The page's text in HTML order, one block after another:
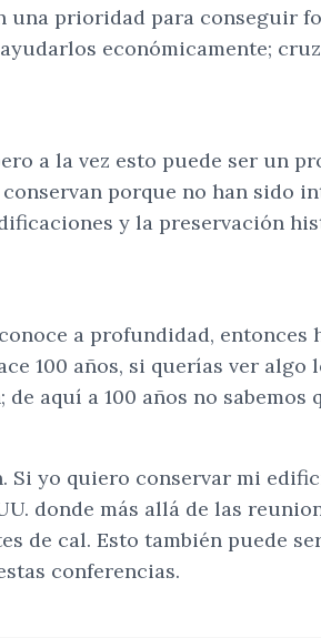
prioridad para conseguir
económicamente;
a la vez esto puede ser un
porque no han sido
y la preservación
a profundidad,
100 años, si querías ver
aquí a 100 años no sabemos
yo quiero conservar mi
donde más allá de las
de cal. Esto también puede
conferencias.